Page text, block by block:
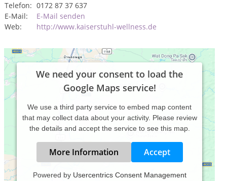
Telefon: 0172 87 37 637
E-Mail:
E-Mail senden
Web:
http://www.kaiserstuhl-wellness.de
We need your consent to load the
Google Maps service!
We use a third party service to embed map content
that may collect data about your activity. Please review
the details and accept the service to see this map.
More Information Accept
Powered by Usercentrics Consent Management